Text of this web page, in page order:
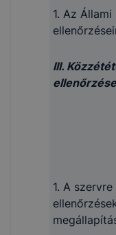
1. Az
III.
1. A